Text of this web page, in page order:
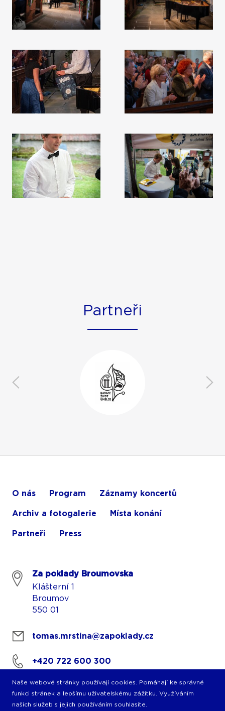
Partneři
O nás Program Záznamy koncertů
Archiv a fotogalerie Místa konání
Partneři Press
Za poklady Broumovska
Klášterní 1
Broumov
550 01
tomas.mrstina@zapoklady.cz
+420 722 600 300
Naše webové stránky používají cookies. Pomáhají ke správné
funkci stránek a lepšímu uživatelskému zážitku. Využíváním
našich služeb s jejich používáním souhlasíte.